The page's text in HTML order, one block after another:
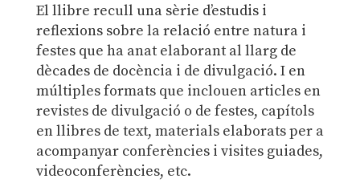
El llibre recull una sèrie d’estudis i
reflexions sobre la relació entre natura i
festes que ha anat elaborant al llarg de
dècades de docència i de divulgació. I en
múltiples formats que inclouen articles en
revistes de divulgació o de festes, capítols
en llibres de text, materials elaborats per a
acompanyar conferències i visites guiades,
videoconferències, etc.